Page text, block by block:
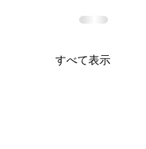
すべて表示